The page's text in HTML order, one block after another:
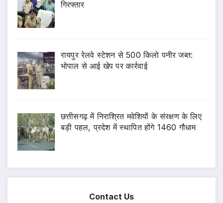
गिरफ्तार
रायपुर रेलवे स्टेशन से 500 किलो पनीर जब्त:
भोपाल से आई खेप पर कार्रवाई
छत्तीसगढ़ में निराश्रित मवेशियों के संरक्षण के लिए
बड़ी पहल, प्रदेश में स्थापित होंगे 1460 गौधाम
Contact Us